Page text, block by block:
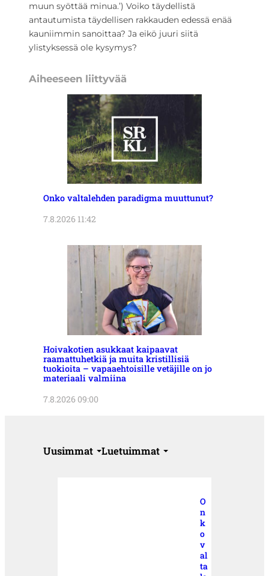
muun syöttää minua.’) Voiko täydellistä
antautumista täydellisen rakkauden edessä enää
kauniimmin sanoittaa? Ja eikö juuri siitä
ylistyksessä ole kysymys?
Aiheeseen liittyvää
Onko valtalehden paradigma muuttunut?
7.8.2026 11:42
Hoivakotien asukkaat kaipaavat
raamattuhetkiä ja muita kristillisiä
tuokioita – vapaaehtoisille vetäjille on jo
materiaali valmiina
7.8.2026 09:00
Uusimmat Luetuimmat
O
n
k
o
v
al
ta